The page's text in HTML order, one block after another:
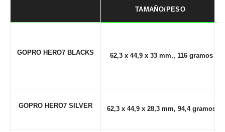
TAMAÑO/PESO
GOPRO HERO7 BLACKS 62,3 x 44,9 x 33 mm., 116 gramos
GOPRO HERO7 SILVER 62,3 x 44,9 x 28,3 mm, 94,4 gramos